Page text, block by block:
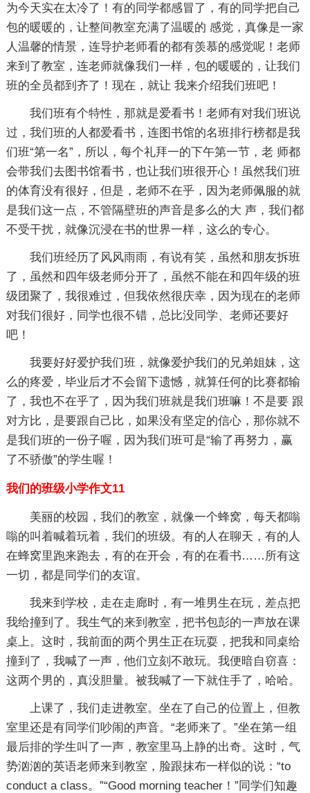
为今天实在太冷了！有的同学都感冒了，有的同学把自己
包的暖暖的，让整间教室充满了温暖的 感觉，真像是一家
人温馨的情景，连导护老师看的都有羡慕的感觉呢！老师
来到了教室，连老师就像我们一样，包的暖暖的，让我们
班的全员都到齐了！现在，就让 我来介绍我们班吧！
我们班有个特性，那就是爱看书！老师有对我们班说
过，我们班的人都爱看书，连图书馆的名班排行榜都是我
们班“第一名”，所以，每个礼拜一的下午第一节，老 师都
会带我们去图书馆看书，也让我们班很开心！虽然我们班
的体育没有很好，但是，老师不在乎，因为老师佩服的就
是我们这一点，不管隔壁班的声音是多么的大 声，我们都
不受干扰，就像沉浸在书的世界一样，这么的专心。
我们班经历了风风雨雨，有说有笑，虽然和朋友拆班
了，虽然和四年级老师分开了，虽然不能在和四年级的班
级团聚了，我很难过，但我依然很庆幸，因为现在的老师
对我们很好，同学也很不错，总比没同学、老师还要好
吧！
我要好好爱护我们班，就像爱护我们的兄弟姐妹，这
么的疼爱，毕业后才不会留下遗憾，就算任何的比赛都输
了，我也不在乎了，因为我们班就是我们班嘛！不是要 跟
对方比，是要跟自己比，如果没有坚定的信心，那你就不
是我们班的一份子喔，因为我们班可是“输了再努力，赢
了不骄傲”的学生喔！
我们的班级小学作文11
美丽的校园，我们的教室，就像一个蜂窝，每天都嗡
嗡的叫着喊着玩着，我们的班级。有的人在聊天，有的人
在蜂窝里跑来跑去，有的在开会，有的在看书……所有这
一切，都是同学们的友谊。
我来到学校，走在走廊时，有一堆男生在玩，差点把
我给撞到了。我生气的来到教室，把书包彭的一声放在课
桌上。这时，我前面的两个男生正在玩耍，把我和同桌给
撞到了，我喊了一声，他们立刻不敢玩。我便暗自窃喜：
这两个男的，真没胆量。被我喊了一下就住手了，哈哈。
上课了，我们走进教室。坐在了自己的位置上，但教
室里还是有同学们吵闹的声音。“老师来了。”坐在第一组
最后排的学生叫了一声，教室里马上静的出奇。这时，气
势汹汹的英语老师来到教室，脸跟抹布一样似的说：“to
conduct a class。”“Good morning teacher！”同学们知趣